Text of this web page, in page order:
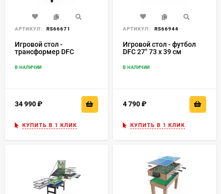
АРТИКУЛ: RS66671
Игровой стол -
трансформер DFC
В НАЛИЧИИ
34 990
КУПИТЬ В 1 КЛИК
АРТИКУЛ: RS66944
Игровой стол - футбол
DFC 27" 73 х 39 см
В НАЛИЧИИ
4 790
КУПИТЬ В 1 КЛИК